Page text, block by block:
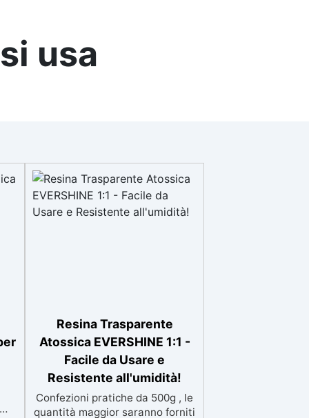
usa
Resina Trasparente
Atossica EVERSHINE 1:1 -
Facile da Usare e
Resistente all'umidità!
Confezioni pratiche da 500g , le
quantità maggior saranno forniti